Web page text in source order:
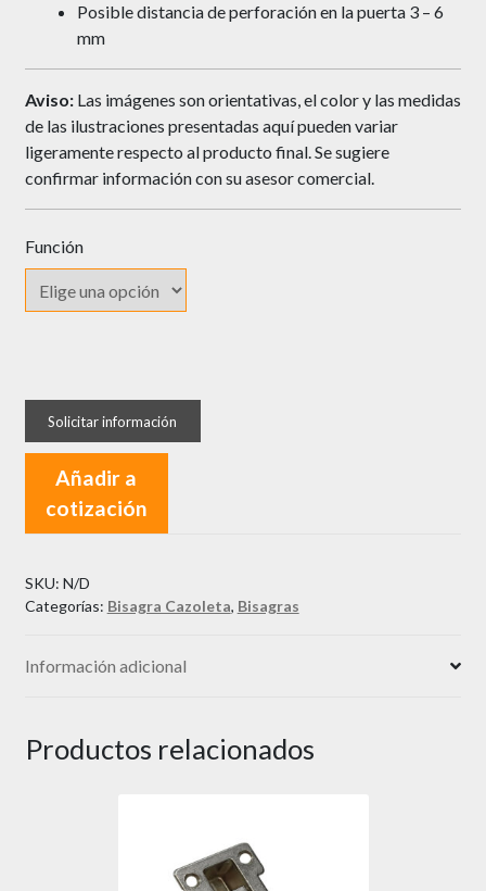
Posible distancia de perforación en la puerta 3 – 6
mm
Aviso:Las imágenes son orientativas, el color y las medidas
de las ilustraciones presentadas aquí pueden variar
ligeramente respecto al producto final. Se sugiere
confirmar información con su asesor comercial.
Función
DTC
Cierre
110°
cantidad
Añadir a
cotización
SKU: N/D
Categorías: Bisagra Cazoleta, Bisagras
Información adicional
Productos relacionados